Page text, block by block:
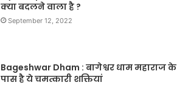
क्या बदलने वाला है ?
September 12, 2022
Bageshwar Dham : बागेश्वर धाम महाराज के
पास है ये चमत्कारी शक्तियां